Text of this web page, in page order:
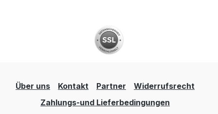
Über uns Kontakt Partner
Widerrufsrecht
Zahlungs-und Lieferbedingungen